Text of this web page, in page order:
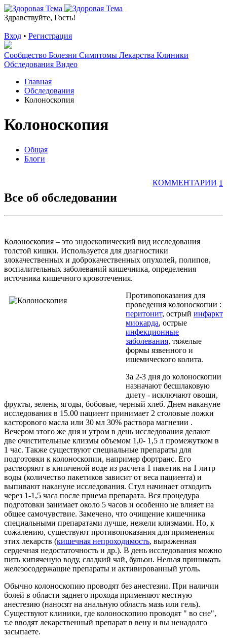
Здравствуйте, Гость!
Вход • Регистрация
Сообщество Болезни Симптомы Лекарства Клиники
Обследования Видео
Главная
Обследования
Колоноскопия
Колоноскопия
Общая
Блоги
КОММЕНТАРИИ 1
Все об обследовании
Колоноскопия – это эндоскопический вид исследования
толстой кишки. Используется для диагностики
злокачественных и доброкачественных опухолей, полипов,
воспалительных заболеваний кишечника, определения
источника кишечного кровотечения.
Противопоказания для
проведения колоноскопии :
перитонит, острый инфаркт
миокарда, острые
инфекционные
заболевания, тяжелые
формы язвенного и
ишемического колита.
За 2-3 дня до колоноскопии
назначают бесшлаковую
диету - исключают овощи,
фрукты, зелень, ягоды, бобовые, черный хлеб. Днем накануне
исследования в 15.00 пациент принимает 2 столовые ложки
касторового масла или 30 мл 30% раствора магнезии .
Вечером этого же дня и утром в день исследования делают
две очистительные клизмы объемом 1,0- 1,5 л промежутком в
1 час. Также существуют специальные препараты для
подготовки к колоноскопии, например фортранс. Его
растворяют в кипяченой воде из расчета 1 пакетик на 1 литр
воды (количество пакетиков зависит от веса пациента) и
выпивают накануне исследования. Стул начинает отходить
через 1-1,5 часа после приема препарата. Вся процедура
подготовки занимает около 5 часов и особенно не влияет на
общее самочувствие. Замечено, что очищение кишечника
специальными препаратами лучше, нежели клизмами. Но, к
сожалению, существуют противопоказания для применения
этих лекарств (кишечная непроходимость, выраженная
сердечная недостаточность и др.). В день исследования можно
пить кипяченую воду, сладкий чай, бульон. Нельзя принимать
железосодержащие препараты и активированный уголь.
Обычно колоноскопию проводят без анестезии. При наличии
болей в области заднего прохода применяют местную
анестезию (наносят на анальную область мазь или гель).
Существуют клиники, где колоноскопию проводят " во сне",
т.е вводят лекарственный препарат в вену и вы ненадолго
засыпаете.